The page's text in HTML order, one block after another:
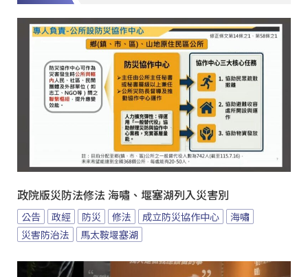
政院版災防法修法 海嘯、堰塞湖列入災害別
公告 政經 防災 修法 成立防災協作中心
海嘯
災害防治法
馬太鞍堰塞湖